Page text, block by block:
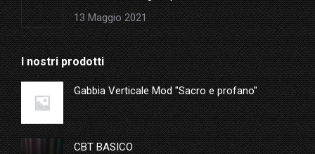
13 Maggio 2021
I nostri prodotti
Gabbia Verticale Mod "Sacro e profano"
CBT BASICO